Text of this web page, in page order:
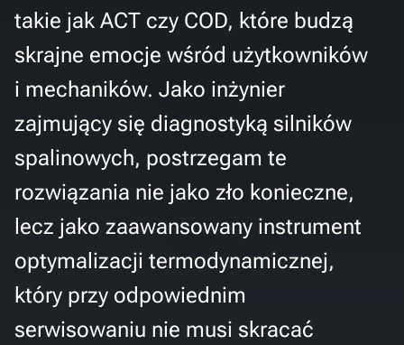
takie jak ACT czy COD, które budzą
skrajne emocje wśród użytkowników
i mechaników. Jako inżynier
zajmujący się diagnostyką silników
spalinowych, postrzegam te
rozwiązania nie jako zło konieczne,
lecz jako zaawansowany instrument
optymalizacji termodynamicznej,
który przy odpowiednim
serwisowaniu nie musi skracać